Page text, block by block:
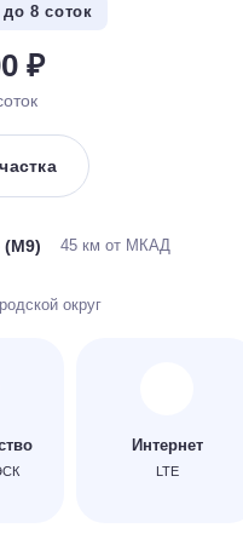
до 8 соток
₽
(М9) 45 км от МКАД
округ
Интернет
LTE